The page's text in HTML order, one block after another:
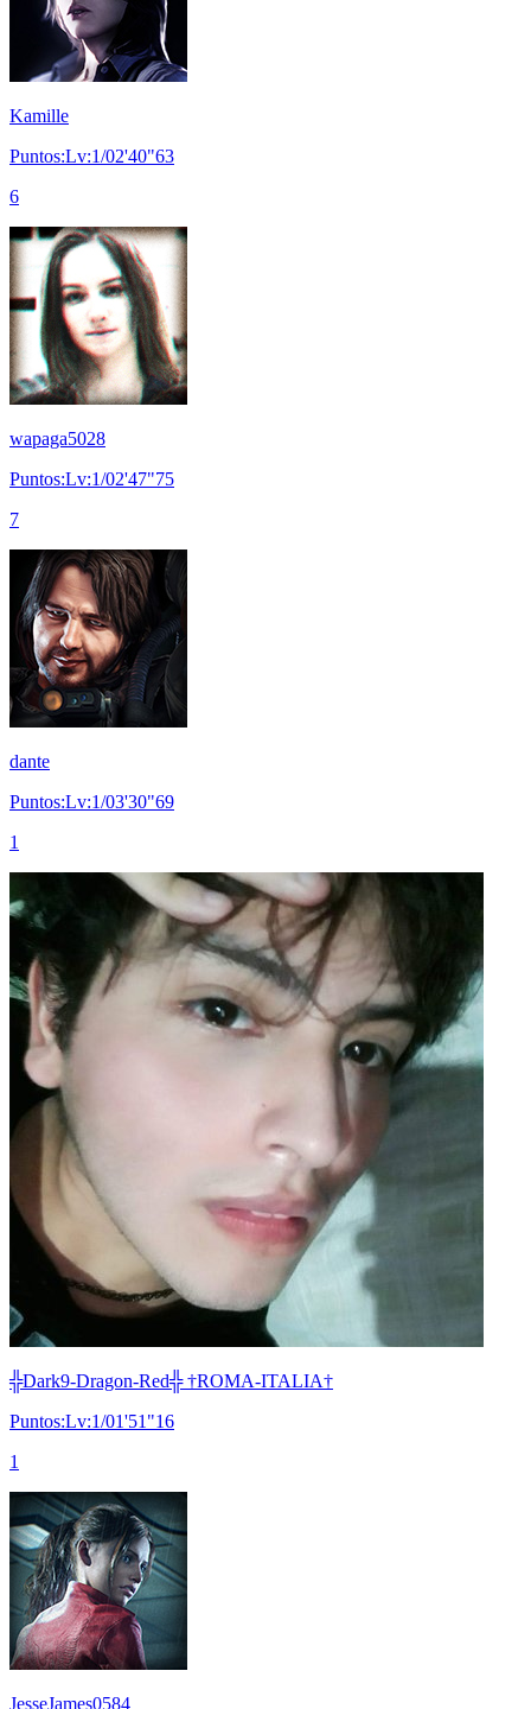
Kamille
Puntos:Lv:1/02'40"63
6
wapaga5028
Puntos:Lv:1/02'47"75
7
dante
Puntos:Lv:1/03'30"69
1
╬Dark9-Dragon-Red╬ †ROMA-ITALIA†
Puntos:Lv:1/01'51"16
1
JesseJames0584